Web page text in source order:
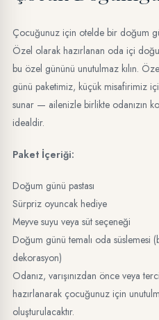
Çocuğunuz için otelde bir doğum
Özel olarak hazırlanan oda içi
bu özel gününü unutulmaz kılın.
günü paketimiz, küçük misafirimiz
sunar — ailenizle birlikte odanızın
idealdir.
Paket İçeriği:
Doğum günü pastası
Sürpriz oyuncak hediye
Meyve suyu veya süt seçeneği
Doğum günü temalı oda süslemesi
dekorasyon)
Odanız, varışınızdan önce veya
hazırlanarak çocuğunuz için
oluşturulacaktır.